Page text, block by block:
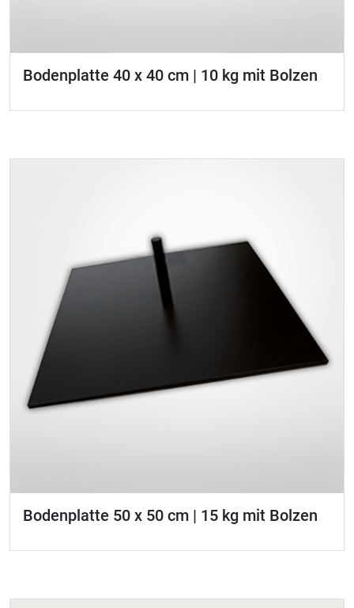
Bodenplatte 40 x 40 cm | 10 kg mit Bolzen
Bodenplatte 50 x 50 cm | 15 kg mit Bolzen